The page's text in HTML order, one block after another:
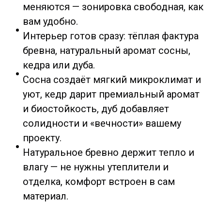
меняются — зонировка свободная, как
вам удобно.
Интерьер готов сразу: тёплая фактура
бревна, натуральный аромат сосны,
кедра или дуба.
Сосна создаёт мягкий микроклимат и
уют, кедр дарит премиальный аромат
и биостойкость, дуб добавляет
солидности и «вечности» вашему
проекту.
Натуральное бревно держит тепло и
влагу — не нужны утеплители и
отделка, комфорт встроен в сам
материал.